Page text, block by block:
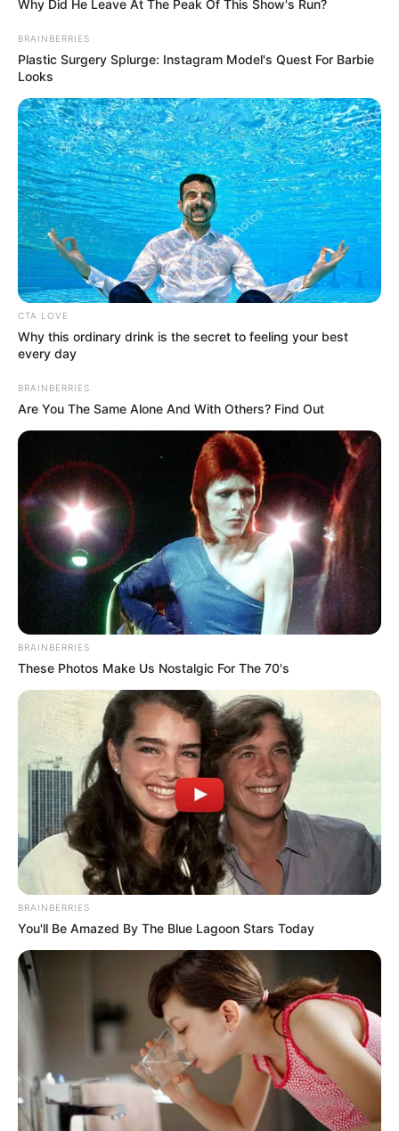
Why Did He Leave At The Peak Of This Show's Run?
BRAINBERRIES
Plastic Surgery Splurge: Instagram Model's Quest For Barbie
Looks
CTA LOVE
Why this ordinary drink is the secret to feeling your best
every day
BRAINBERRIES
Are You The Same Alone And With Others? Find Out
BRAINBERRIES
These Photos Make Us Nostalgic For The 70's
BRAINBERRIES
You'll Be Amazed By The Blue Lagoon Stars Today